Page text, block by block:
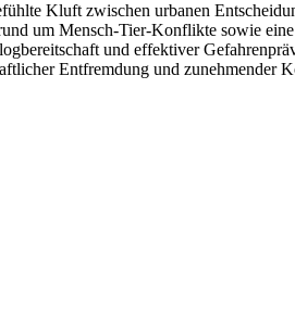
Kluft zwischen urbanen
um Mensch-Tier-Konflikte sowie
und effektiver
Entfremdung und zunehmender